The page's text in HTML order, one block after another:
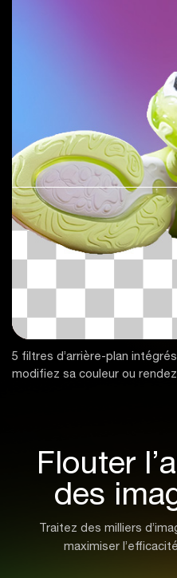
5 filtres d’arrière-plan
modifiez sa couleur ou
Flouter
des
Traitez des milliers
maximiser